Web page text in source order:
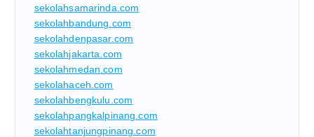
sekolahsamarinda.com
sekolahbandung.com
sekolahdenpasar.com
sekolahjakarta.com
sekolahmedan.com
sekolahaceh.com
sekolahbengkulu.com
sekolahpangkalpinang.com
sekolahtanjungpinang.com